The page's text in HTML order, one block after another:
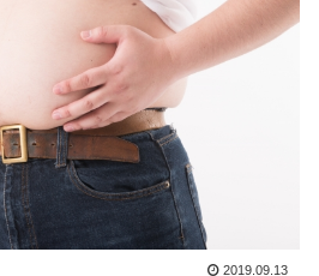
2019.09.13